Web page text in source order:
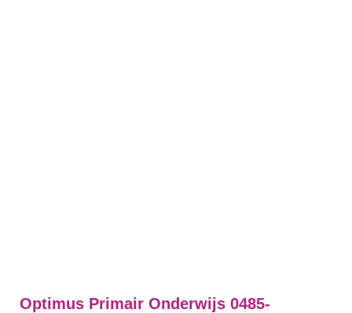
Optimus Primair Onderwijs 0485-